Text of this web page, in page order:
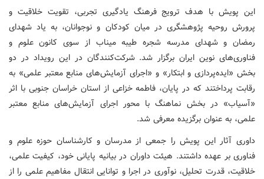
این پویش با هدف ترویج فرهنگ یادگیری تجربی، تقویت خلاقیت و
پرورش روحیه پژوهشگری در میان کودکان و نوجوانان، به یاد شهدای
رمضان و شهدای مدرسه شجره طیبه میناب از سوی کانون علوم و
فناوری‌های نوین ایران برگزار شد. شرکت‌کنندگان در این رویداد در دو
بخش «ایده‌پردازی و ابتکار» و «اجرای آزمایش‌های منابع معتبر علمی» به
رقابت پرداختند که در پایان، فاطمه خزاعی از استان خراسان جنوبی با اثر
«آسیاب» در بخش نماهنگ با محور اجرای آزمایش‌های منابع معتبر
علمی، به عنوان برگزیده معرفی شد.
داوری آثار این پویش را جمعی از مدرسان و کارشناسان حوزه علوم و
فناوری بر عهده داشتند. هیئت داوران در بیانیه پایانی خود، کیفیت علمی،
خلاقیت، قدرت تحلیل، نوآوری در اجرا و توانایی انتقال مفاهیم علمی را از